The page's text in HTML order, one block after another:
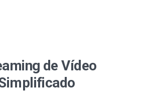
de Vídeo